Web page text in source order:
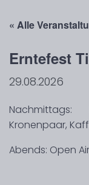
« Alle
Erntefest
29.08.2026
Nachmittags:
Kronenpaar,
Abends: Open